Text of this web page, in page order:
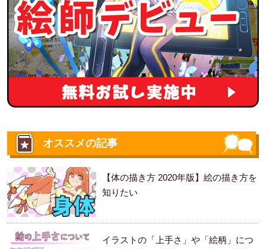
オススメの記事
【体の描き方 2020年版】絵の描き方を
知りたい
イラストの「上手さ」や「絵柄」につ